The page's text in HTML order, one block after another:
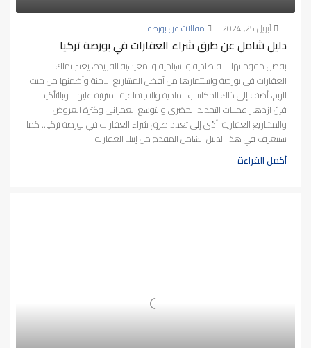
أبريل 25, 2024 مقالات عن بورصة
دليل شامل عن طرق شراء العقارات في بورصة تركيا
بفضل مقوماتها الاقتصادية والسياحية والمعيشية الفريدة، يعتبر تملك
العقارات في بورصة واستثمارها من أفضل المشاريع الآمنة وأضمنها من حيث
الربح، أضف إلى ذلك المكاسب المادية والاجتماعية المترتبة عليها.. وبالتأكيد،
فإنّ ازدهار عمليات التجديد الحضري والتوسع العمراني وكثرة العروض
والمشاريع العقارية؛ أدّى إلى تعدد طرق شراء العقارات في بورصة تركيا.. كما
سنتعرف في هذا الدليل الشامل المقدم من إيبلا العقارية.
أكمل القراءة